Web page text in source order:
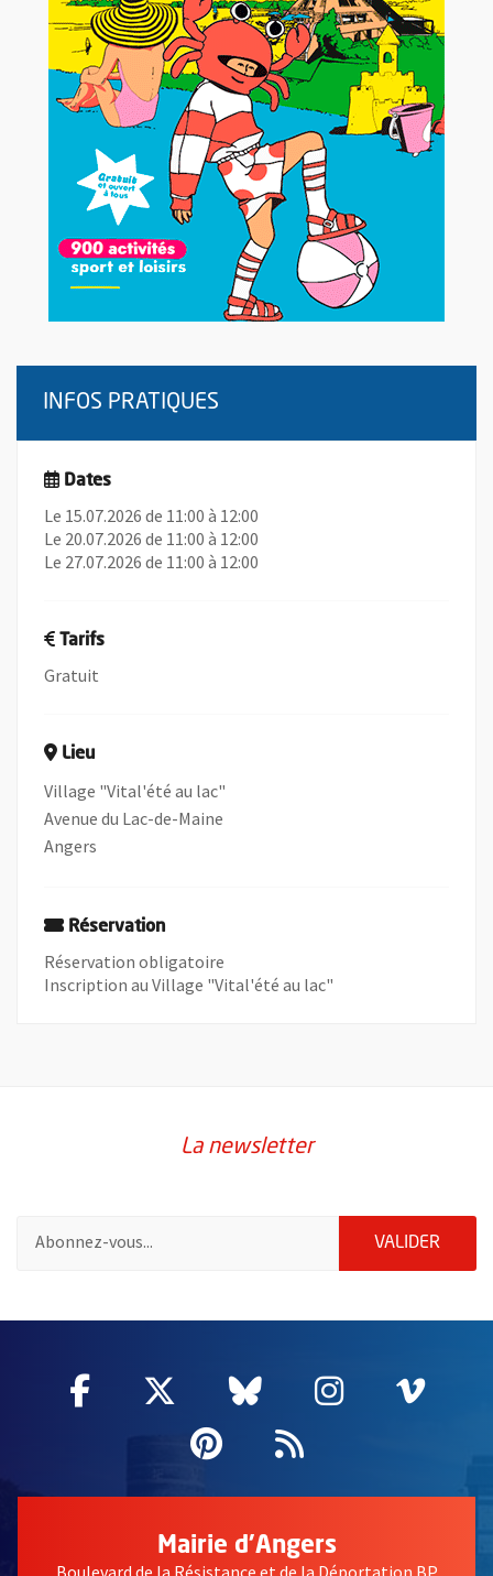
INFOS PRATIQUES
Dates
Le 15.07.2026 de 11:00 à 12:00
Le 20.07.2026 de 11:00 à 12:00
Le 27.07.2026 de 11:00 à 12:00
Tarifs
Gratuit
Lieu
Village "Vital'été au lac"
Avenue du Lac-de-Maine
Angers
Réservation
Réservation obligatoire
Inscription au Village "Vital'été au lac"
La newsletter
VALIDER
Facebook
, Ouvre une nouvelle fenêtre
Twitter
, Ouvre une nouvelle
Bluesky
, Ouvre une
Instagram
, Ouvre
,
Pinterest
, Ouvre une
Flux RSS
Mairie d'Angers
Boulevard de la Résistance et de la Déportation BP